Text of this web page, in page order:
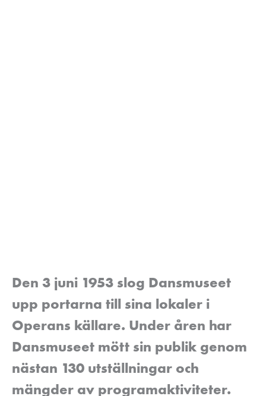
Den 3 juni 1953 slog Dansmuseet
upp portarna till sina lokaler i
Operans källare. Under åren har
Dansmuseet mött sin publik genom
nästan 130 utställningar och
mängder av programaktiviteter.